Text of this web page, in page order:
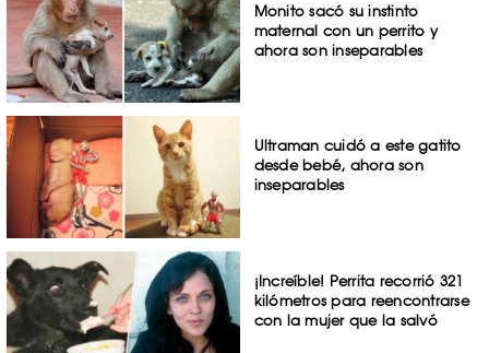
Monito sacó su instinto
maternal con un perrito y
ahora son inseparables
Ultraman cuidó a este gatito
desde bebé, ahora son
inseparables
¡Increíble! Perrita recorrió 321
kilómetros para reencontrarse
con la mujer que la salvó